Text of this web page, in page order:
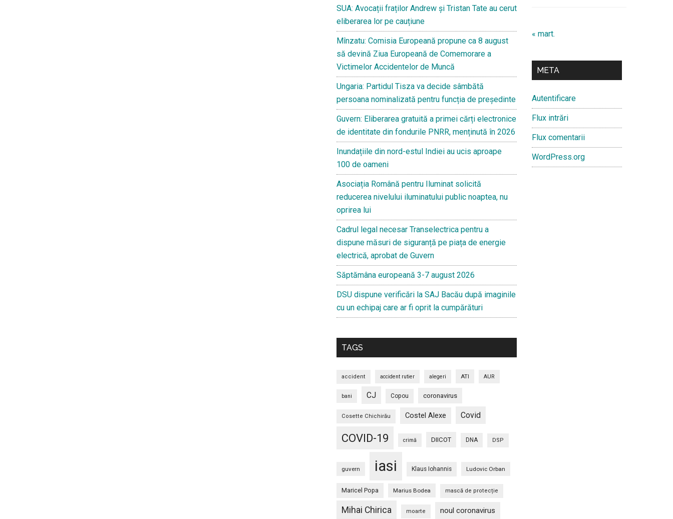
SUA: Avocații fraților Andrew și Tristan Tate au cerut
eliberarea lor pe cauțiune
Mînzatu: Comisia Europeană propune ca 8 august
să devină Ziua Europeană de Comemorare a
Victimelor Accidentelor de Muncă
Ungaria: Partidul Tisza va decide sâmbătă
persoana nominalizată pentru funcția de președinte
Guvern: Eliberarea gratuită a primei cărți electronice
de identitate din fondurile PNRR, menținută în 2026
Inundațiile din nord-estul Indiei au ucis aproape
100 de oameni
Asociația Română pentru Iluminat solicită
reducerea nivelului iluminatului public noaptea, nu
oprirea lui
Cadrul legal necesar Transelectrica pentru a
dispune măsuri de siguranță pe piața de energie
electrică, aprobat de Guvern
Săptămâna europeană 3-7 august 2026
DSU dispune verificări la SAJ Bacău după imaginile
cu un echipaj care ar fi oprit la cumpărături
TAGS
accident accident rutier alegeri ATI AUR
bani CJ Copou coronavirus
Cosette Chichirău Costel Alexe Covid
COVID-19 crimă DIICOT DNA DSP
guvern iasi Klaus Iohannis Ludovic Orban
Maricel Popa Marius Bodea mască de protecție
Mihai Chirica moarte noul coronavirus
« mart.
META
Autentificare
Flux intrări
Flux comentarii
WordPress.org